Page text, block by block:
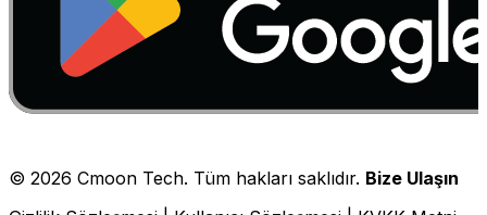
© 2026 Cmoon Tech. Tüm hakları saklıdır. Bize Ulaşın